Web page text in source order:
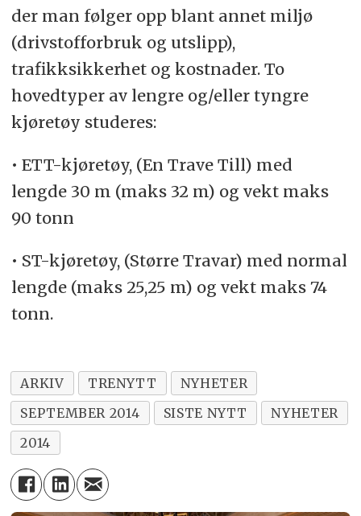
der man følger opp blant annet miljø
(drivstofforbruk og utslipp),
trafikksikkerhet og kostnader. To
hovedtyper av lengre og/eller tyngre
kjøretøy studeres:
• ETT-kjøretøy, (En Trave Till) med
lengde 30 m (maks 32 m) og vekt maks
90 tonn
• ST-kjøretøy, (Større Travar) med normal
lengde (maks 25,25 m) og vekt maks 74
tonn.
ARKIV TRENYTT
NYHETER
SEPTEMBER 2014
SISTE NYTT
NYHETER
2014